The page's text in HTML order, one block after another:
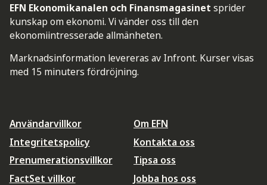
EFN Ekonomikanalen och Finansmagasinet sprider
kunskap om ekonomi. Vi vänder oss till den
ekonomiintresserade allmänheten.
Marknadsinformation levereras av Infront. Kurser visas
med 15 minuters fördröjning.
Användarvillkor
Integritetspolicy
Prenumerationsvillkor
FactSet villkor
Om EFN
Kontakta oss
Tipsa oss
Jobba hos oss